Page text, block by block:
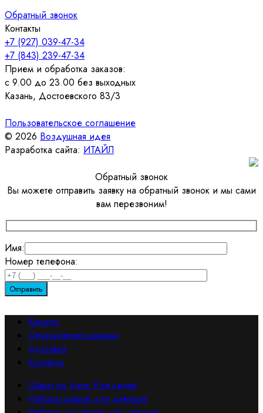
Обратный звонок
Контакты
+7 (927) 039-47-34
+7 (843) 239-47-34
Прием и обработка заказов:
с 9.00 до 23.00 без выходных
Казань, Достоевского 83/3
Пользовательское соглашение
© 2026 Воздушная идея
Разработка сайта: ИТАЙЛ
Обратный звонок
Вы можете отправить заявку на обратный звонок и мы сами
вам перезвоним!
Имя:
Номер телефона:
Каталог
Оформление шарами
Доставка
Контакты
Шары на День Рождения
Наборы шаров для девушек